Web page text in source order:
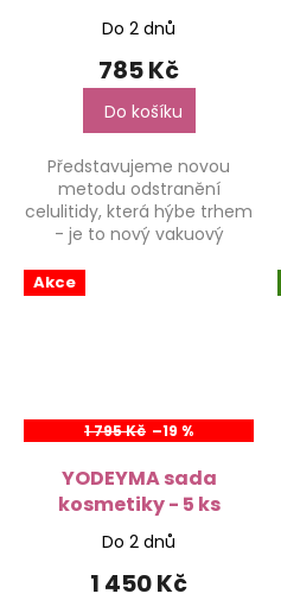
Do 2 dnů
785 Kč
Do košíku
Představujeme novou
metodu odstranění
celulitidy, která hýbe trhem
- je to nový vakuový
Akce
1 795 Kč –19 %
YODEYMA sada
kosmetiky - 5 ks
Průměrné
produktu
Do 2 dnů
1 450 Kč